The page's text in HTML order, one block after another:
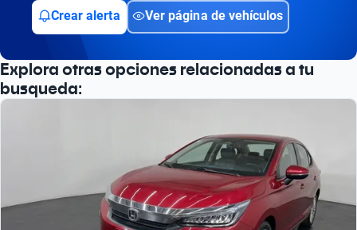
Crear alerta
Ver página de vehículos
Explora otras opciones relacionadas a tu
busqueda: